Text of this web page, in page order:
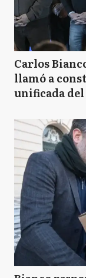
Carlos
llamó a
unificada